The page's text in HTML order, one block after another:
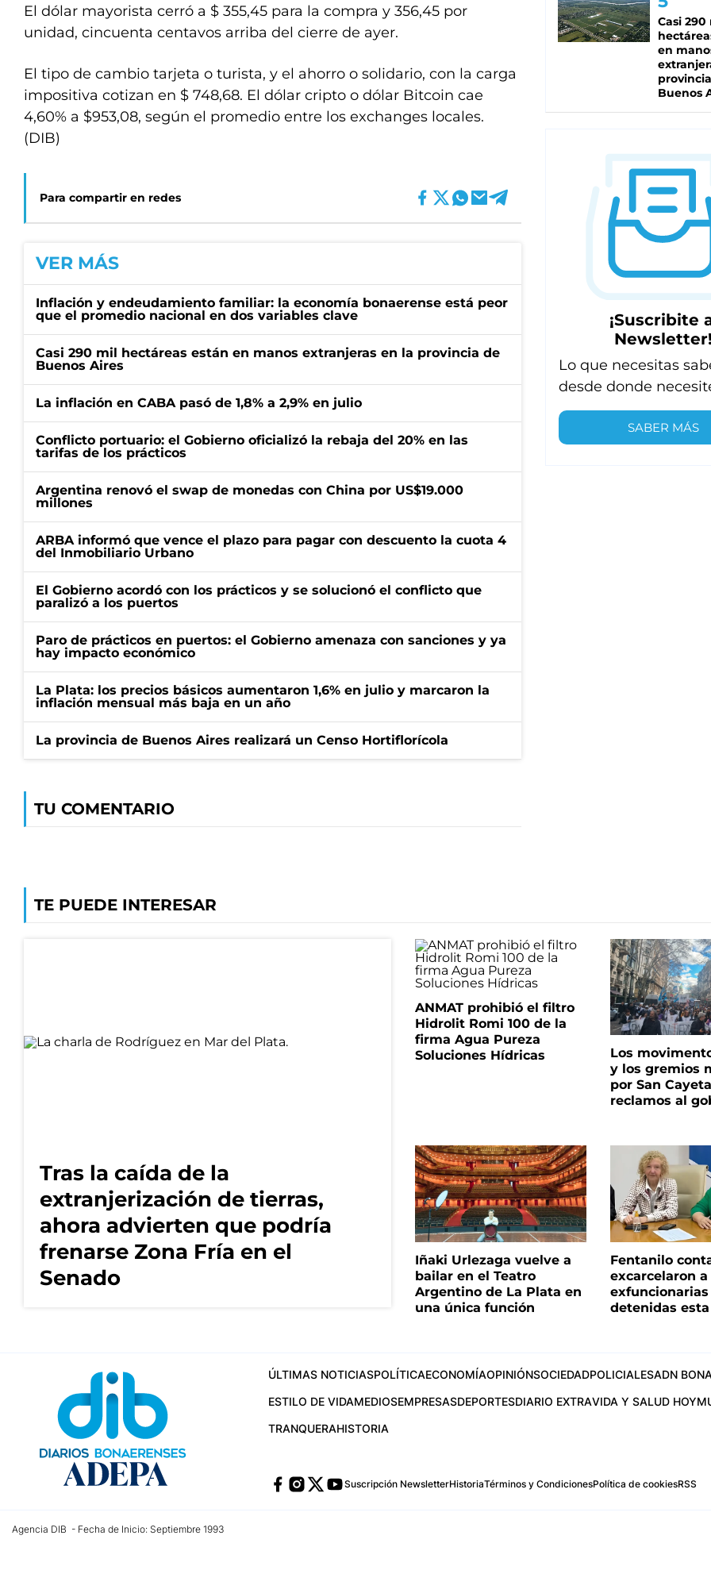
El dólar mayorista cerró a $ 355,45 para la compra y 356,45 por
unidad, cincuenta centavos arriba del cierre de ayer.
El tipo de cambio tarjeta o turista, y el ahorro o solidario, con la carga
impositiva cotizan en $ 748,68. El dólar cripto o dólar Bitcoin cae
4,60% a $953,08, según el promedio entre los exchanges locales.
(DIB)
Para compartir en redes
VER MÁS
Inflación y endeudamiento familiar: la economía bonaerense está peor
que el promedio nacional en dos variables clave
Casi 290 mil hectáreas están en manos extranjeras en la provincia de
Buenos Aires
La inflación en CABA pasó de 1,8% a 2,9% en julio
Conflicto portuario: el Gobierno oficializó la rebaja del 20% en las
tarifas de los prácticos
Argentina renovó el swap de monedas con China por US$19.000
millones
ARBA informó que vence el plazo para pagar con descuento la cuota 4
del Inmobiliario Urbano
El Gobierno acordó con los prácticos y se solucionó el conflicto que
paralizó a los puertos
Paro de prácticos en puertos: el Gobierno amenaza con sanciones y ya
hay impacto económico
La Plata: los precios básicos aumentaron 1,6% en julio y marcaron la
inflación mensual más baja en un año
La provincia de Buenos Aires realizará un Censo Hortiflorícola
TU COMENTARIO
Casi 290
en
Buenos
¡Suscribite
Newsletter!
Lo que necesitas
desde donde
SABER MÁS
TE PUEDE INTERESAR
Tras la caída de la
extranjerización de tierras,
ahora advierten que podría
frenarse Zona Fría en el
Senado
ANMAT prohibió el filtro
Hidrolit Romi 100 de la
firma Agua Pureza
Soluciones Hídricas
Los
y los gremios
por San
reclamos al
Iñaki Urlezaga vuelve a
bailar en el Teatro
Argentino de La Plata en
una única función
Fentanilo
excarcelaron a
exfuncionarias
detenidas
ÚLTIMAS NOTICIASPOLÍTICAECONOMÍAOPINIÓNSOCIEDADPOLICIALESADN
ESTILO DE VIDAMEDIOSEMPRESASDEPORTESDIARIO EXTRAVIDA Y SALUD HOY
TRANQUERAHISTORIA
Suscripción NewsletterHistoriaTérminos y CondicionesPolítica de cookiesRSS
Agencia DIB - Fecha de Inicio: Septiembre 1993